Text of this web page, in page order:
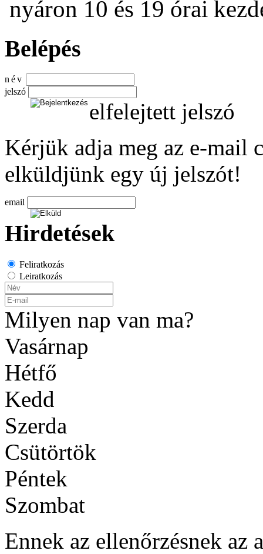
nyáron 10 és 19 órai
Belépés
név
jelszó
elfelejtett jelszó
Kérjük adja meg az e-mail
elküldjünk egy új jelszót!
email
Hirdetések
Feliratkozás
Leiratkozás
Milyen nap van ma?
Vasárnap
Hétfő
Kedd
Szerda
Csütörtök
Péntek
Szombat
Ennek az ellenőrzésnek